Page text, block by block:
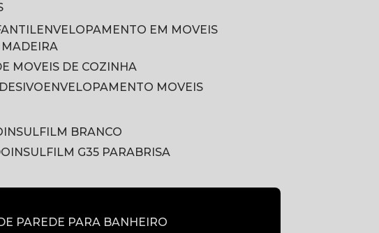
ENVELOPAMENTO EM MOVEIS
MADEIRA
MOVEIS DE COZINHA
ENVELOPAMENTO MOVEIS
INSULFILM BRANCO
INSULFILM G35 PARABRISA
PAREDE PARA BANHEIRO